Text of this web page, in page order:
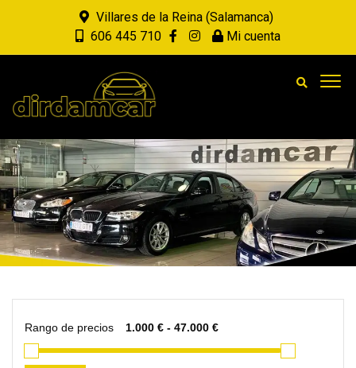
Villares de la Reina (Salamanca)
606 445 710
Mi cuenta
Rango de precios